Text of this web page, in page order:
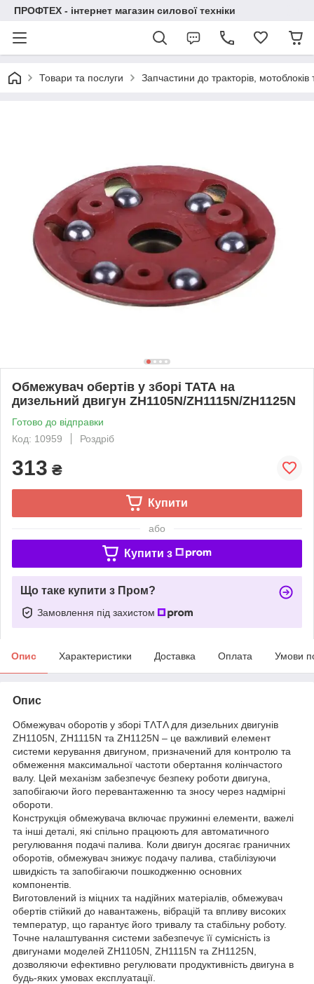
ПРОФТЕХ - інтернет магазин силової техніки
Товари та послуги Запчастини до тракторів,
Обмежувач обертів у зборі ТАТА на
дизельний двигун ZH1105N/ZH1115N/ZH1125N
Готово до відправки
Код: 10959
Роздріб
313 ₴
Купити
або
Купити з
Що таке купити з Пром?
Замовлення під захистом
Опис Характеристики Доставка Оплата Умови
Опис
Обмежувач оборотів у зборі TΛTΛ для дизельних двигунів
ZH1105N, ZH1115N та ZH1125N – це важливий елемент
системи керування двигуном, призначений для контролю та
обмеження максимальної частоти обертання колінчастого
валу. Цей механізм забезпечує безпеку роботи двигуна,
запобігаючи його перевантаженню та зносу через надмірні
обороти.
Конструкція обмежувача включає пружинні елементи, важелі
та інші деталі, які спільно працюють для автоматичного
регулювання подачі палива. Коли двигун досягає граничних
оборотів, обмежувач знижує подачу палива, стабілізуючи
швидкість та запобігаючи пошкодженню основних
компонентів.
Виготовлений із міцних та надійних матеріалів, обмежувач
обертів стійкий до навантажень, вібрацій та впливу високих
температур, що гарантує його тривалу та стабільну роботу.
Точне налаштування системи забезпечує її сумісність із
двигунами моделей ZH1105N, ZH1115N та ZH1125N,
дозволяючи ефективно регулювати продуктивність двигуна в
будь-яких умовах експлуатації.